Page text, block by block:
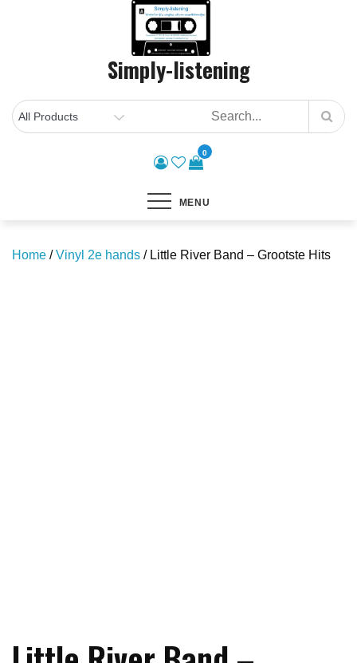
Simply-listening
0
MENU
Home /Vinyl 2e hands / Little River Band – Grootste Hits